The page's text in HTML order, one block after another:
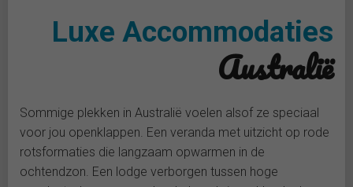
Luxe Accommodaties
Australië
Sommige plekken in Australië voelen alsof ze speciaal
voor jou openklappen. Een veranda met uitzicht op rode
rotsformaties die langzaam opwarmen in de
ochtendzon. Een lodge verborgen tussen hoge